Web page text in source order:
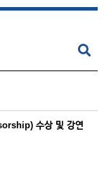
수상 및 강연